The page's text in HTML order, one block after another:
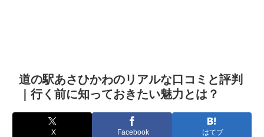
道の駅あさひかわのリアルな口コミと評判
｜行く前に知っておきたい魅力とは？
X Facebook はてブ